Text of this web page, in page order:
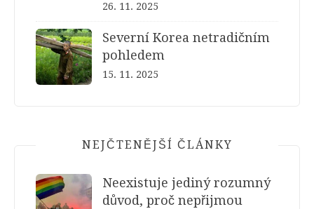
26. 11. 2025
Severní Korea netradičním
pohledem
15. 11. 2025
NEJČTENĚJŠÍ ČLÁNKY
Neexistuje jediný rozumný
důvod, proč nepřijmou